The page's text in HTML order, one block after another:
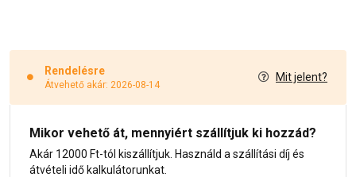
Rendelésre
Átvehető akár: 2026-08-14
Mit jelent?
Mikor vehető át, mennyiért szállítjuk ki hozzád?
Akár 12000 Ft-tól kiszállítjuk. Használd a szállítási díj és
átvételi idő kalkulátorunkat.